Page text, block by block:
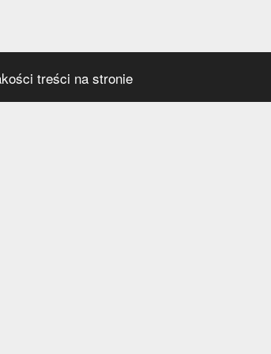
treści na stronie